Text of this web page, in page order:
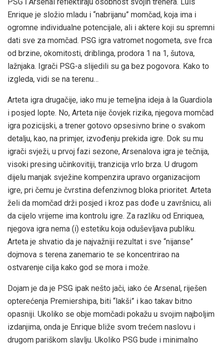
Enrique je složio mladu i “nabrijanu” momčad, koja ima i
ogromne individualne potencijale, ali i aktere koji su spremni
dati sve za momčad. PSG igra vatromet nogometa, sve frca
od brzine, okomitosti, driblinga, prodora 1 na 1, šutova,
lažnjaka. Igrači PSG-a slijedili su ga bez pogovora. Kako to
izgleda, vidi se na terenu…
Arteta igra drugačije, iako mu je temeljna ideja à la Guardiola
i posjed lopte. No, Arteta nije čovjek rizika, njegova momčad
igra pozicijski, a trener gotovo opsesivno brine o svakom
detalju, kao, na primjer, izvođenju prekida igre. Dok su mu
igrači svježi, u prvoj fazi sezone, Arsenalova igra je tečnija,
visoki presing učinkovitiji, tranzicija vrlo brza. U drugom
dijelu manjak svježine kompenzira upravo organizacijom
igre, pri čemu je čvrstina defenzivnog bloka prioritet. Arteta
želi da momčad drži posjed i kroz pas dođe u završnicu, ali
da cijelo vrijeme ima kontrolu igre. Za razliku od Enriquea,
njegova igra nema (i) estetiku koja oduševljava publiku.
Arteta je shvatio da je najvažniji rezultat i sve “nijanse”
dojmova s terena zanemario te se koncentrirao na
ostvarenje cilja kako god se mora i može.
Dojam je da je PSG ipak nešto jači, iako će Arsenal, riješen
opterećenja Premiershipa, biti “lakši” i kao takav bitno
opasniji. Ukoliko se obje momčadi pokažu u svojim najboljim
izdanjima, onda je Enrique bliže svom trećem naslovu i
drugom pariškom slavlju. Ukoliko PSG bude i minimalno